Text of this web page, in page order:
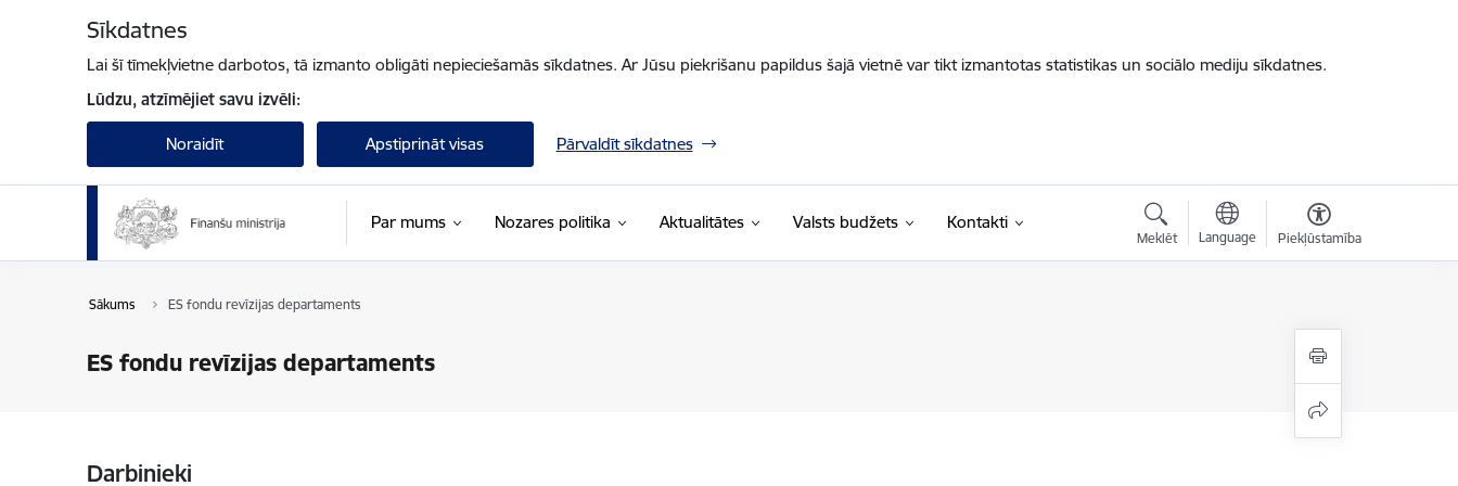
Sīkdatnes
Lai šī tīmekļvietne darbotos, tā izmanto obligāti nepieciešamās sīkdatnes. Ar Jūsu piekrišanu papildus šajā vietnē var tikt izmantotas statistikas un sociālo mediju sīkdatnes.
Lūdzu, atzīmējiet savu izvēli:
Noraidīt Apstiprināt visas Pārvaldīt sīkdatnes
Par mums Nozares politika Aktualitātes Valsts budžets Kontakti
Meklēt Language Piekļūstamība
Sākums ES fondu revīzijas departaments
ES fondu revīzijas departaments
Darbinieki